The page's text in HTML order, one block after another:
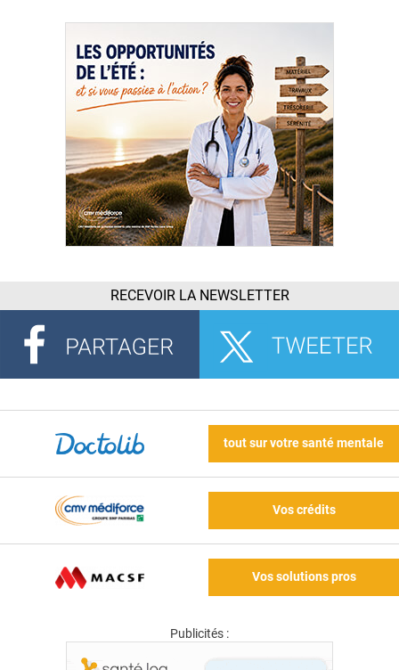
RECEVOIR LA NEWSLETTER
tout sur votre santé mentale
Vos crédits
Vos solutions pros
Publicités :